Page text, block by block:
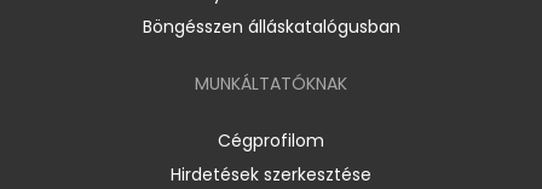
Böngésszen álláskatalógusban
MUNKÁLTATÓKNAK
Cégprofilom
Hirdetések szerkesztése